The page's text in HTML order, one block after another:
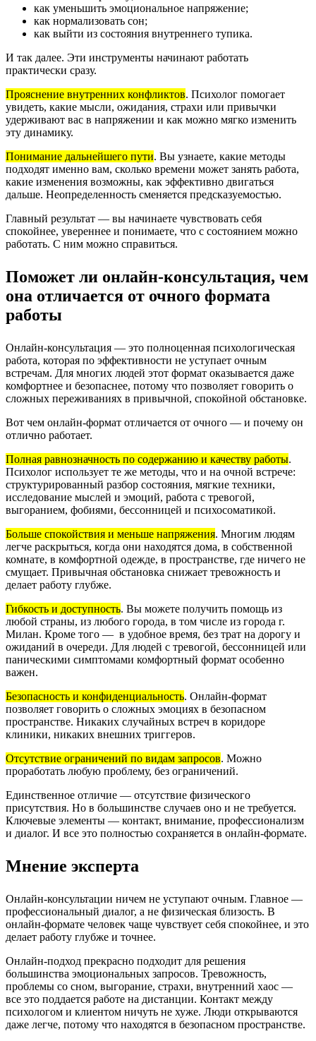
как уменьшить эмоциональное напряжение;
как нормализовать сон;
как выйти из состояния внутреннего тупика.
И так далее. Эти инструменты начинают работать
практически сразу.
Прояснение внутренних конфликтов. Психолог помогает
увидеть, какие мысли, ожидания, страхи или привычки
удерживают вас в напряжении и как можно мягко изменить
эту динамику.
Понимание дальнейшего пути. Вы узнаете, какие методы
подходят именно вам, сколько времени может занять работа,
какие изменения возможны, как эффективно двигаться
дальше. Неопределенность сменяется предсказуемостью.
Главный результат — вы начинаете чувствовать себя
спокойнее, увереннее и понимаете, что с состоянием можно
работать. С ним можно справиться.
Поможет ли онлайн-консультация, чем
она отличается от очного формата
работы
Онлайн-консультация — это полноценная психологическая
работа, которая по эффективности не уступает очным
встречам. Для многих людей этот формат оказывается даже
комфортнее и безопаснее, потому что позволяет говорить о
сложных переживаниях в привычной, спокойной обстановке.
Вот чем онлайн-формат отличается от очного — и почему он
отлично работает.
Полная равнозначность по содержанию и качеству работы.
Психолог использует те же методы, что и на очной встрече:
структурированный разбор состояния, мягкие техники,
исследование мыслей и эмоций, работа с тревогой,
выгоранием, фобиями, бессонницей и психосоматикой.
Больше спокойствия и меньше напряжения. Многим людям
легче раскрыться, когда они находятся дома, в собственной
комнате, в комфортной одежде, в пространстве, где ничего не
смущает. Привычная обстановка снижает тревожность и
делает работу глубже.
Гибкость и доступность. Вы можете получить помощь из
любой страны, из любого города, в том числе из города г.
Милан. Кроме того — в удобное время, без трат на дорогу и
ожиданий в очереди. Для людей с тревогой, бессонницей или
паническими симптомами комфортный формат особенно
важен.
Безопасность и конфиденциальность. Онлайн-формат
позволяет говорить о сложных эмоциях в безопасном
пространстве. Никаких случайных встреч в коридоре
клиники, никаких внешних триггеров.
Отсутствие ограничений по видам запросов. Можно
проработать любую проблему, без ограничений.
Единственное отличие — отсутствие физического
присутствия. Но в большинстве случаев оно и не требуется.
Ключевые элементы — контакт, внимание, профессионализм
и диалог. И все это полностью сохраняется в онлайн-формате.
Мнение эксперта
Онлайн-консультации ничем не уступают очным. Главное —
профессиональный диалог, а не физическая близость. В
онлайн-формате человек чаще чувствует себя спокойнее, и это
делает работу глубже и точнее.
Онлайн-подход прекрасно подходит для решения
большинства эмоциональных запросов. Тревожность,
проблемы со сном, выгорание, страхи, внутренний хаос —
все это поддается работе на дистанции. Контакт между
психологом и клиентом ничуть не хуже. Люди открываются
даже легче, потому что находятся в безопасном пространстве.